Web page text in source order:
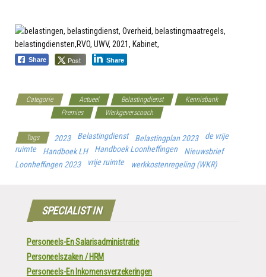
Share Post Share
Categorie Actueel Belastingdienst
Kennisbank
Premies Werkgeverscoach
Tags 2023 Belastingdienst Belastingplan 2023
de vrije
ruimte
Handboek LH Handboek Loonheffingen
Nieuwsbrief
Loonheffingen 2023
vrije ruimte werkkostenregeling (WKR)
SPECIALIST IN
Personeels-En Salarisadministratie
Personeelszaken / HRM
Personeels-En Inkomensverzekeringen